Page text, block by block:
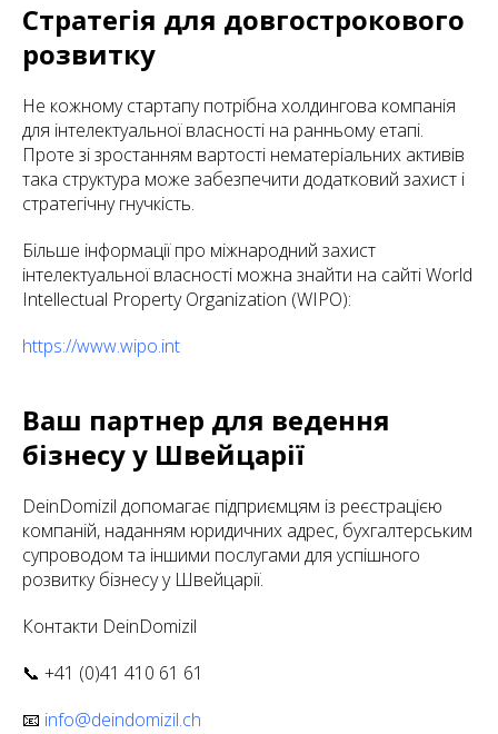
Стратегія для довгострокового
розвитку
Не кожному стартапу потрібна холдингова компанія
для інтелектуальної власності на ранньому етапі.
Проте зі зростанням вартості нематеріальних активів
така структура може забезпечити додатковий захист і
стратегічну гнучкість.
Більше інформації про міжнародний захист
інтелектуальної власності можна знайти на сайті World
Intellectual Property Organization (WIPO):
https://www.wipo.int
Ваш партнер для ведення
бізнесу у Швейцарії
DeinDomizil допомагає підприємцям із реєстрацією
компаній, наданням юридичних адрес, бухгалтерським
супроводом та іншими послугами для успішного
розвитку бізнесу у Швейцарії.
Контакти DeinDomizil
📞 +41 (0)41 410 61 61
📧 info@deindomizil.ch